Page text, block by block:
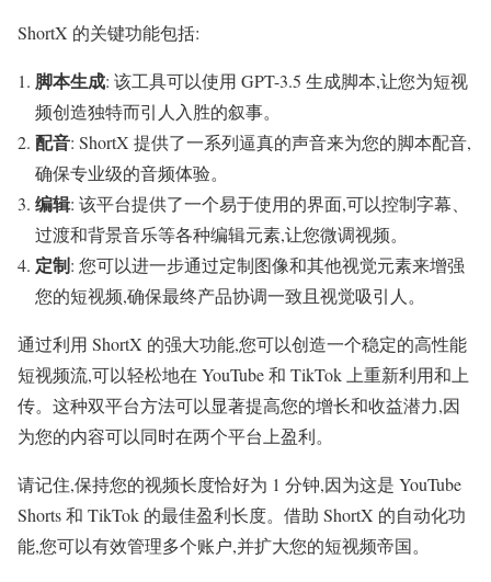
ShortX 的关键功能包括:
脚本生成: 该工具可以使用 GPT-3.5 生成脚本,让您为短视
频创造独特而引人入胜的叙事。
配音: ShortX 提供了一系列逼真的声音来为您的脚本配音,
确保专业级的音频体验。
编辑: 该平台提供了一个易于使用的界面,可以控制字幕、
过渡和背景音乐等各种编辑元素,让您微调视频。
定制: 您可以进一步通过定制图像和其他视觉元素来增强
您的短视频,确保最终产品协调一致且视觉吸引人。
通过利用 ShortX 的强大功能,您可以创造一个稳定的高性能
短视频流,可以轻松地在 YouTube 和 TikTok 上重新利用和上
传。这种双平台方法可以显著提高您的增长和收益潜力,因
为您的内容可以同时在两个平台上盈利。
请记住,保持您的视频长度恰好为 1 分钟,因为这是 YouTube
Shorts 和 TikTok 的最佳盈利长度。借助 ShortX 的自动化功
能,您可以有效管理多个账户,并扩大您的短视频帝国。